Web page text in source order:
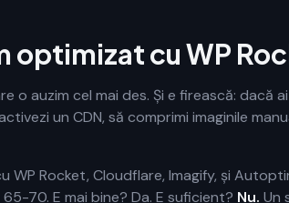
optimizat cu WP
o auzim cel mai des. Și e firească: dacă
un CDN, să comprimi imaginile
WP Rocket, Cloudflare, Imagify, și
70. E mai bine? Da. E suficient? Nu. Un